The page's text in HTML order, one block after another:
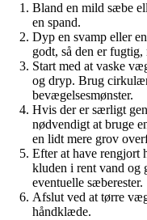
Bland en mild sæbe
en spand.
Dyp en svamp eller
godt, så den er
Start med at vaske
og dryp. Brug
bevægelsesmønster.
Hvis der er særligt
nødvendigt at bruge
en lidt mere grov
Efter at have rengjort
kluden i rent vand og
eventuelle sæberester.
Afslut ved at tørre
håndklæde.